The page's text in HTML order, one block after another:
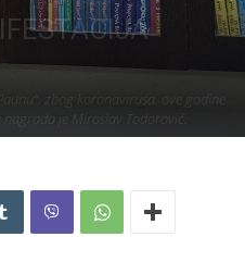
zbog koronavirusa, ove godine
je Miroslav Todorović.